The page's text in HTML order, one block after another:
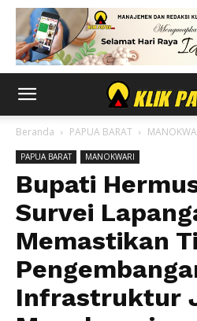
Beranda PAPUA BARAT
PAPUA BARAT MANOKWARI
Bupati
Survei
Memastikan
Infrastruktur